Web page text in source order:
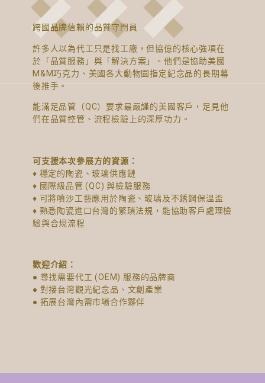
跨國品牌信賴的品質守門員
許多人以為代工只是找工廠，但協億的核心強項在
於「品質服務」與「解決方案」。他們是協助美國
M&M巧克力、美國各大動物園指定紀念品的長期幕
後推手。
能滿足品管（QC）要求最嚴謹的美國客戶，足見他
們在品質控管、流程檢驗上的深厚功力。
可支援本次參展方的資源：
♦ 穩定的陶瓷、玻璃供應鏈
♦ 國際級品管 (QC) 與檢驗服務
♦ 可將噴沙工藝應用於陶瓷、玻璃及不銹鋼保溫盃
♦ 熟悉陶瓷進口台灣的繁瑣法規，能協助客戶處理檢
驗與合規流程
歡迎介紹：
● 尋找需要代工 (OEM) 服務的品牌商
● 對接台灣觀光紀念品、文創產業
● 拓展台灣內需市場合作夥伴